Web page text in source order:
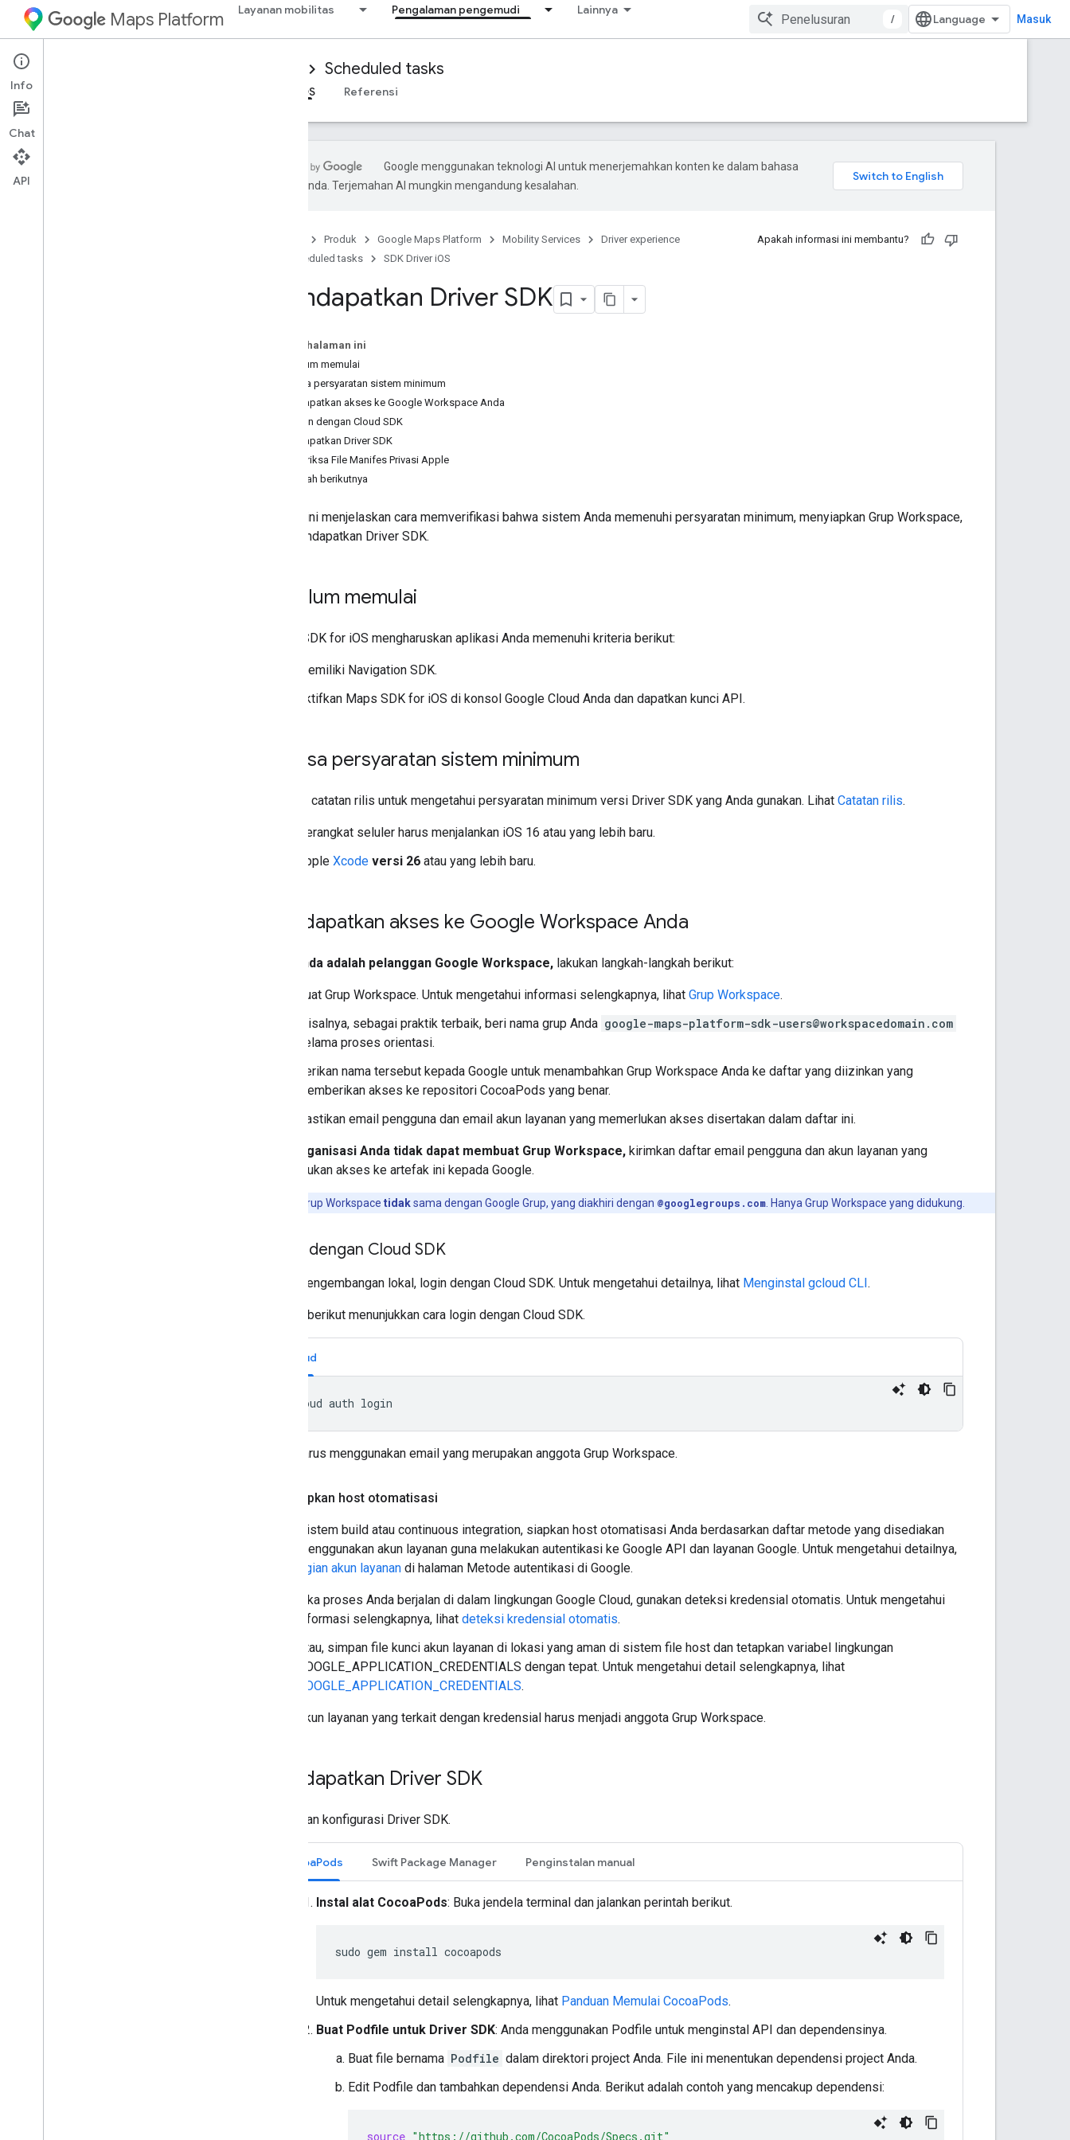
Maps Platform Layanan mobilitas Pengalaman pengemudi Lainnya
/ Masuk
Mobility Services Scheduled tasks
Ringkasan SDK Driver iOS Referensi
Google menggunakan teknologi AI untuk menerjemahkan konten ke dalam bahasa
pilihan Anda. Terjemahan AI mungkin mengandung kesalahan.
Produk Google Maps Platform Mobility Services
Driver experience
Scheduled tasks
SDK Driver iOS
Apakah informasi ini membantu?
Mendapatkan Driver SDK
Pada halaman ini
Sebelum memulai
Periksa persyaratan sistem minimum
Mendapatkan akses ke Google Workspace Anda
Login dengan Cloud SDK
Mendapatkan Driver SDK
Memeriksa File Manifes Privasi Apple
Langkah berikutnya
Bagian ini menjelaskan cara memverifikasi bahwa sistem Anda memenuhi persyaratan minimum, menyiapkan Grup Workspace,
dan mendapatkan Driver SDK.
Sebelum memulai
Driver SDK for iOS mengharuskan aplikasi Anda memenuhi kriteria berikut:
Memiliki Navigation SDK.
Aktifkan Maps SDK for iOS di konsol Google Cloud Anda dan dapatkan kunci API.
Periksa persyaratan sistem minimum
Periksa catatan rilis untuk mengetahui persyaratan minimum versi Driver SDK yang Anda gunakan. Lihat Catatan rilis.
Perangkat seluler harus menjalankan iOS 16 atau yang lebih baru.
Apple Xcode versi 26 atau yang lebih baru.
Mendapatkan akses ke Google Workspace Anda
Jika Anda adalah pelanggan Google Workspace, lakukan langkah-langkah berikut:
Buat Grup Workspace. Untuk mengetahui informasi selengkapnya, lihat Grup Workspace.
Misalnya, sebagai praktik terbaik, beri nama grup Anda google-maps-platform-sdk-users@workspacedomain.com
selama proses orientasi.
Berikan nama tersebut kepada Google untuk menambahkan Grup Workspace Anda ke daftar yang diizinkan yang
memberikan akses ke repositori CocoaPods yang benar.
Pastikan email pengguna dan email akun layanan yang memerlukan akses disertakan dalam daftar ini.
Jika organisasi Anda tidak dapat membuat Grup Workspace, kirimkan daftar email pengguna dan akun layanan yang
memerlukan akses ke artefak ini kepada Google.
Grup Workspace tidaksama dengan Google Grup, yang diakhiri dengan @googlegroups.com . Hanya Grup Workspace yang didukung.
Login dengan Cloud SDK
Untuk pengembangan lokal, login dengan Cloud SDK. Untuk mengetahui detailnya, lihat Menginstal gcloud CLI.
Contoh berikut menunjukkan cara login dengan Cloud SDK.
gcloud
Anda harus menggunakan email yang merupakan anggota Grup Workspace.
Menyiapkan host otomatisasi
Untuk sistem build atau continuous integration, siapkan host otomatisasi Anda berdasarkan daftar metode yang disediakan
untuk menggunakan akun layanan guna melakukan autentikasi ke Google API dan layanan Google. Untuk mengetahui detailnya,
bagian akun layanan di halaman Metode autentikasi di Google.
Jika proses Anda berjalan di dalam lingkungan Google Cloud, gunakan deteksi kredensial otomatis. Untuk mengetahui
informasi selengkapnya, lihat deteksi kredensial otomatis.
Atau, simpan file kunci akun layanan di lokasi yang aman di sistem file host dan tetapkan variabel lingkungan
GOOGLE_APPLICATION_CREDENTIALS dengan tepat. Untuk mengetahui detail selengkapnya, lihat
GOOGLE_APPLICATION_CREDENTIALS.
Email akun layanan yang terkait dengan kredensial harus menjadi anggota Grup Workspace.
Mendapatkan Driver SDK
Instal dan konfigurasi Driver SDK.
CocoaPods Swift Package Manager Penginstalan manual
Instal alat CocoaPods: Buka jendela terminal dan jalankan perintah berikut.
sudo gem install
Untuk mengetahui detail selengkapnya, lihat Panduan Memulai CocoaPods.
Buat Podfile untuk Driver SDK: Anda menggunakan Podfile untuk menginstal API dan dependensinya.
Buat file bernama Podfile dalam direktori project Anda. File ini menentukan dependensi project Anda.
Edit Podfile dan tambahkan dependensi Anda. Berikut adalah contoh yang mencakup dependensi:
source "https://github.com/CocoaPods/Specs.git"
Info
Chat
API